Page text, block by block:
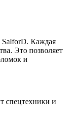
Каждая
Это позволяет
и
спецтехники и